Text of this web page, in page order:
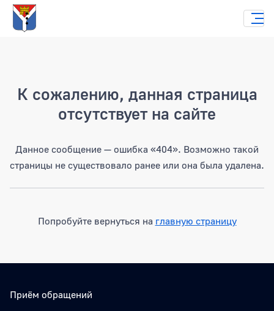
К сожалению, данная страница
отсутствует на сайте
Данное сообщение — ошибка «404». Возможно такой
страницы не существовало ранее или она была удалена.
Попробуйте вернуться на главную страницу
Приём обращений